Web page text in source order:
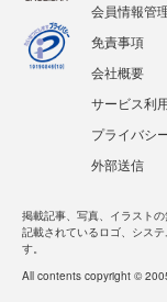
会員情報管
免責事項
会社概要
サービス利
プライバシ
外部送信
掲載記事、写真、イラストの
記載されているロゴ、シス
す。
All contents copyright ©